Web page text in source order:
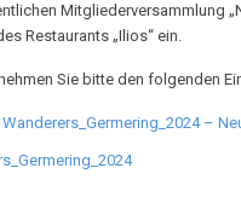
Mitgliederversammlung
Restaurants „Ilios“ ein.
Sie bitte den folgenden
–